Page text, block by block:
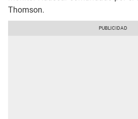
Thomson.